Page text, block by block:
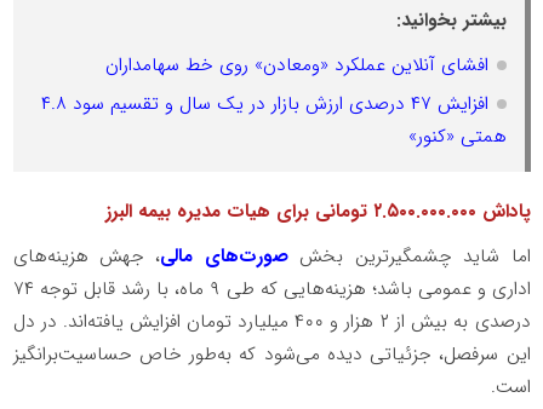
بیشتر بخوانید:
افشای آنلاین عملکرد «ومعادن» روی خط سهامداران
افزایش ۴۷ درصدی ارزش بازار در یک سال و تقسیم سود ۴.۸
همتی «کنور»
پاداش ۲.۵۰۰.۰۰۰.۰۰۰ تومانی برای هیات مدیره بیمه البرز
اما شاید چشمگیرترین بخشصورت‌های مالی، جهش هزینه‌های
اداری و عمومی باشد؛ هزینه‌هایی که طی ۹ ماه، با رشد قابل توجه ۷۴
درصدی به بیش از ۲ هزار و ۴۰۰ میلیارد تومان افزایش یافته‌اند. در دل
این سرفصل، جزئیاتی دیده می‌شود که به‌طور خاص حساسیت‌برانگیز
است.